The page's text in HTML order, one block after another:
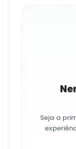
Seja a